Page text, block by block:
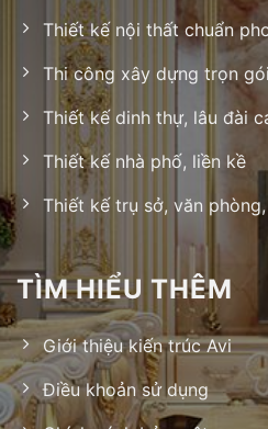
Thiết kế nội thất chuẩn
Thi công xây dựng trọn gói
Thiết kế dinh thự, lâu đài
Thiết kế nhà phố, liền kề
Thiết kế trụ sở, văn
TÌM HIỂU THÊM
Giới thiệu kiến trúc Avi
Điều khoản sử dụng